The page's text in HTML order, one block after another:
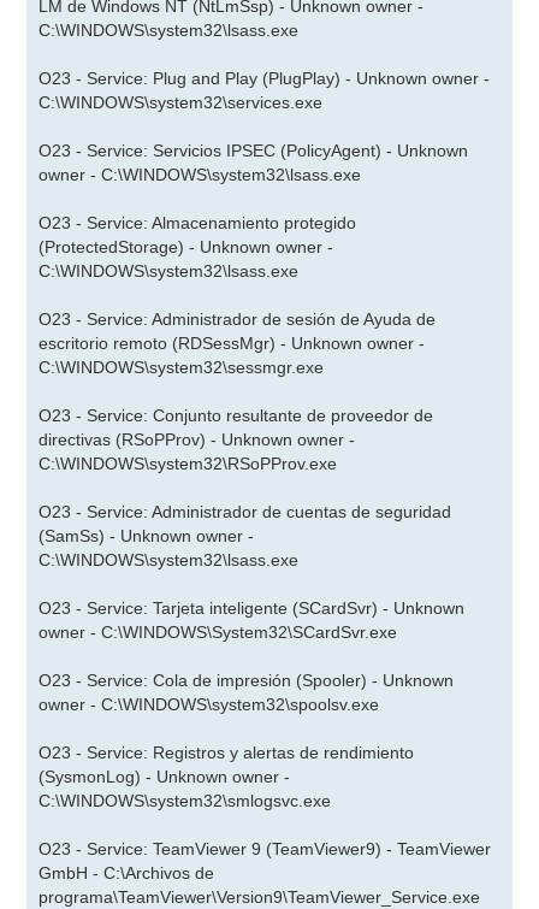
LM de Windows NT (NtLmSsp) - Unknown owner -
C:\WINDOWS\system32\lsass.exe
O23 - Service: Plug and Play (PlugPlay) - Unknown owner -
C:\WINDOWS\system32\services.exe
O23 - Service: Servicios IPSEC (PolicyAgent) - Unknown
owner - C:\WINDOWS\system32\lsass.exe
O23 - Service: Almacenamiento protegido
(ProtectedStorage) - Unknown owner -
C:\WINDOWS\system32\lsass.exe
O23 - Service: Administrador de sesión de Ayuda de
escritorio remoto (RDSessMgr) - Unknown owner -
C:\WINDOWS\system32\sessmgr.exe
O23 - Service: Conjunto resultante de proveedor de
directivas (RSoPProv) - Unknown owner -
C:\WINDOWS\system32\RSoPProv.exe
O23 - Service: Administrador de cuentas de seguridad
(SamSs) - Unknown owner -
C:\WINDOWS\system32\lsass.exe
O23 - Service: Tarjeta inteligente (SCardSvr) - Unknown
owner - C:\WINDOWS\System32\SCardSvr.exe
O23 - Service: Cola de impresión (Spooler) - Unknown
owner - C:\WINDOWS\system32\spoolsv.exe
O23 - Service: Registros y alertas de rendimiento
(SysmonLog) - Unknown owner -
C:\WINDOWS\system32\smlogsvc.exe
O23 - Service: TeamViewer 9 (TeamViewer9) - TeamViewer
GmbH - C:\Archivos de
programa\TeamViewer\Version9\TeamViewer_Service.exe